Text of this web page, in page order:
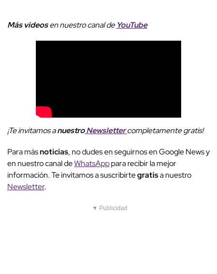
Más videosen nuestro canal de YouTube
¡Te invitamos anuestroNewslettercompletamente gratis!
Para másnoticias, no dudes en seguirnos en Google News y
en nuestro canal deWhatsApppara recibir la mejor
información. Te invitamos a suscribirtegratisa nuestro
Newsletter.
▼ Publicidad